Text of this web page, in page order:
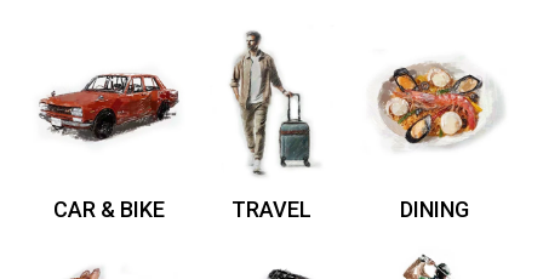
CAR & BIKE TRAVEL DINING